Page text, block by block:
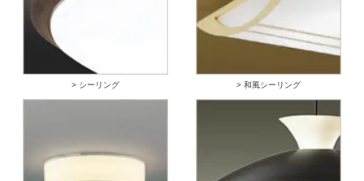
> シーリング > 和風シーリング